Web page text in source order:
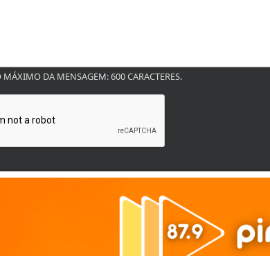
DA MENSAGEM: 600 CARACTERES.
melhorar sua experiência de navegação.